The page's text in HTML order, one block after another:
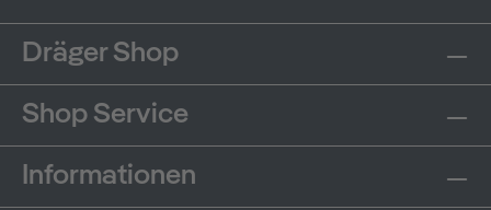
Dräger Shop
Shop Service
Informationen